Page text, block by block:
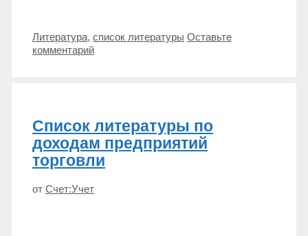
Метки
Литература, список литературы Оставьте
комментарий
Список литературы по
доходам предприятий
торговли
от Счет:Учет